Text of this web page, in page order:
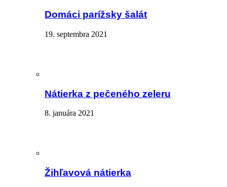
Domáci parížsky šalát
19. septembra 2021
Nátierka z pečeného zeleru
8. januára 2021
Žihľavová nátierka